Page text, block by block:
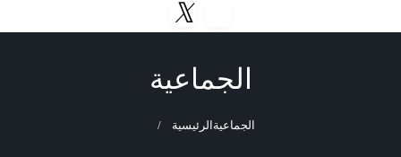
إلى
الجماعية
الرئيسية الجماعية